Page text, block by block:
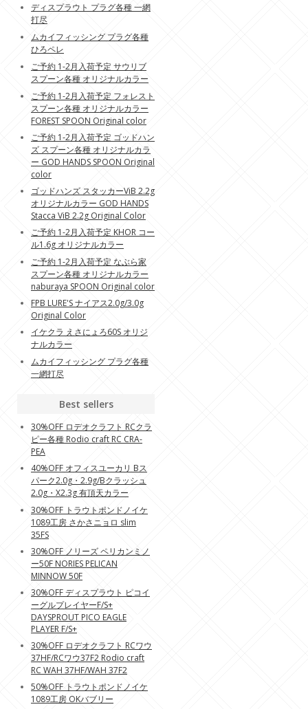
ディスプラウト プラグ各種 一網
打尽
ムカイフィッシング プラグ各種
ひろペレ
ご予約 1-2月入荷予定 サウリブ
スプーン各種 オリジナルカラー
ご予約 1-2月入荷予定 フォレスト
スプーン各種 オリジナルカラー
FOREST SPOON Original color
ご予約 1-2月入荷予定 ゴッドハン
ズ スプーン各種 オリジナルカラ
ー GOD HANDS SPOON Original
color
ゴッドハンズ スタッカーViB 2.2g
オリジナルカラー GOD HANDS
Stacca ViB 2.2g Original Color
ご予約 1-2月入荷予定 KHOR コー
ル1.6g オリジナルカラー
ご予約 1-2月入荷予定 なぶら家
スプーン各種 オリジナルカラー
naburaya SPOON Original color
FPB LURE'S ナイアス2.0g/3.0g
Original Color
イケクラ えさにょろ60S オリジ
ナルカラー
ムカイフィッシング プラグ各種
一網打尽
Best sellers
30%OFF ロデオクラフト RCクラ
ピー各種 Rodio craft RC CRA-
PEA
40%OFF オフィスユーカリ Bス
パーク2.0g・2.9g/Bクラッシュ
2.0g・X2.3g 有頂天カラー
30%OFF トラウトポンドノイケ
1089工房 さかさニョロ slim
35FS
30%OFF ノリーズ ペリカンミノ
ー50F NORIES PELICAN
MINNOW 50F
30%OFF ディスプラウト ピコイ
ーグルプレイヤーF/S+
DAYSPROUT PICO EAGLE
PLAYER F/S+
30%OFF ロデオクラフト RCワウ
37HF/RCワウ37F2 Rodio craft
RC WAH 37HF/WAH 37F2
50%OFF トラウトポンドノイケ
1089工房 OKバブリー